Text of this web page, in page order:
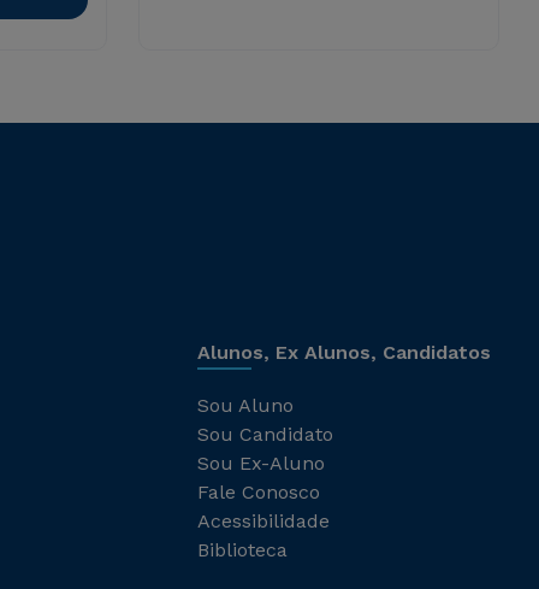
Alunos, Ex Alunos, Candidatos
Sou Aluno
Sou Candidato
Sou Ex-Aluno
Fale Conosco
Acessibilidade
Biblioteca